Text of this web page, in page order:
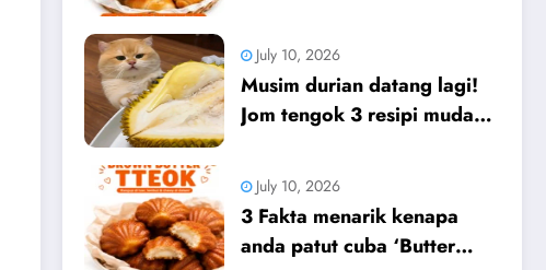
July 10, 2026
Musim durian datang lagi!
Jom tengok 3 resipi mudah
dengan korang hari ni.
July 10, 2026
3 Fakta menarik kenapa
anda patut cuba ‘Butter